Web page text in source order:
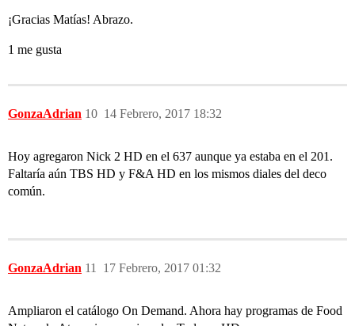
¡Gracias Matías! Abrazo.
1 me gusta
GonzaAdrian 14 Febrero, 2017 18:32
10
Hoy agregaron Nick 2 HD en el 637 aunque ya estaba en el 201.
Faltaría aún TBS HD y F&A HD en los mismos diales del deco
común.
GonzaAdrian 17 Febrero, 2017 01:32
11
Ampliaron el catálogo On Demand. Ahora hay programas de Food